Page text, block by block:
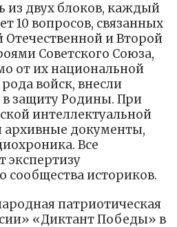
из двух блоков, каждый
10 вопросов, связанных
Отечественной и Второй
Советского Союза,
от их национальной
войск, внесли
защиту Родины. При
интеллектуальной
архивные документы,
Все
экспертизу
сообщества историков.
патриотическая
«Диктант Победы» в